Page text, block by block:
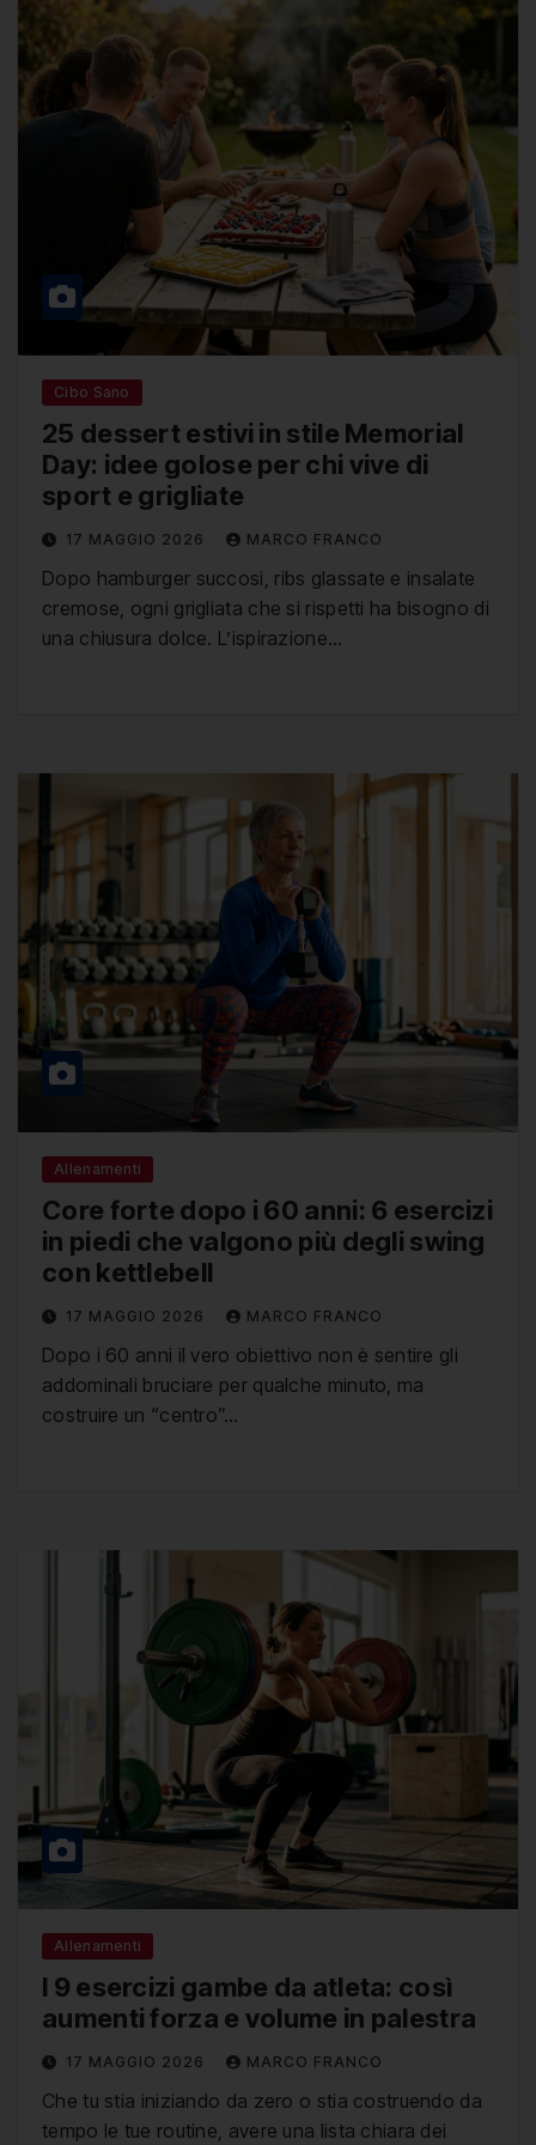
Cibo Sano
25 dessert estivi in stile Memorial
Day: idee golose per chi vive di
sport e grigliate
17 MAGGIO 2026 MARCO FRANCO
Dopo hamburger succosi, ribs glassate e insalate
cremose, ogni grigliata che si rispetti ha bisogno di
una chiusura dolce. L’ispirazione…
Allenamenti
Core forte dopo i 60 anni: 6 esercizi
in piedi che valgono più degli swing
con kettlebell
17 MAGGIO 2026 MARCO FRANCO
Dopo i 60 anni il vero obiettivo non è sentire gli
addominali bruciare per qualche minuto, ma
costruire un “centro”…
Allenamenti
I 9 esercizi gambe da atleta: così
aumenti forza e volume in palestra
17 MAGGIO 2026 MARCO FRANCO
Che tu stia iniziando da zero o stia costruendo da
tempo le tue routine, avere una lista chiara dei